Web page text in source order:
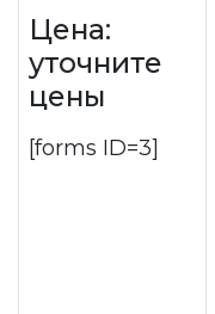
Цена:
уточните
цены
[forms ID=3]